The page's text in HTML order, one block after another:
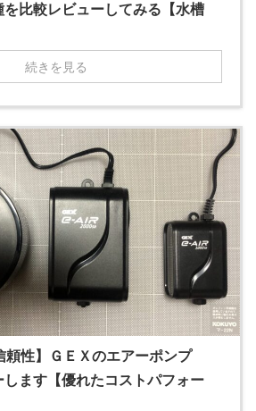
比較レビューしてみる【水槽
続きを見る
頼性】ＧＥＸのエアーポンプ
します【優れたコストパフォー